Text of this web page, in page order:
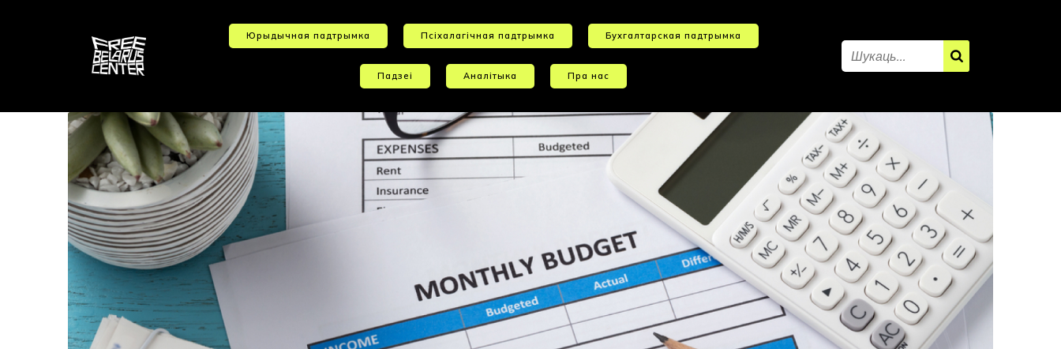
Юрыдычная падтрымка Псіхалагічная падтрымка Бухгалтарская падтрымка
Падзеі Аналітыка Пра нас